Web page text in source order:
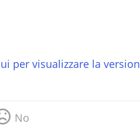
per visualizzare la
No